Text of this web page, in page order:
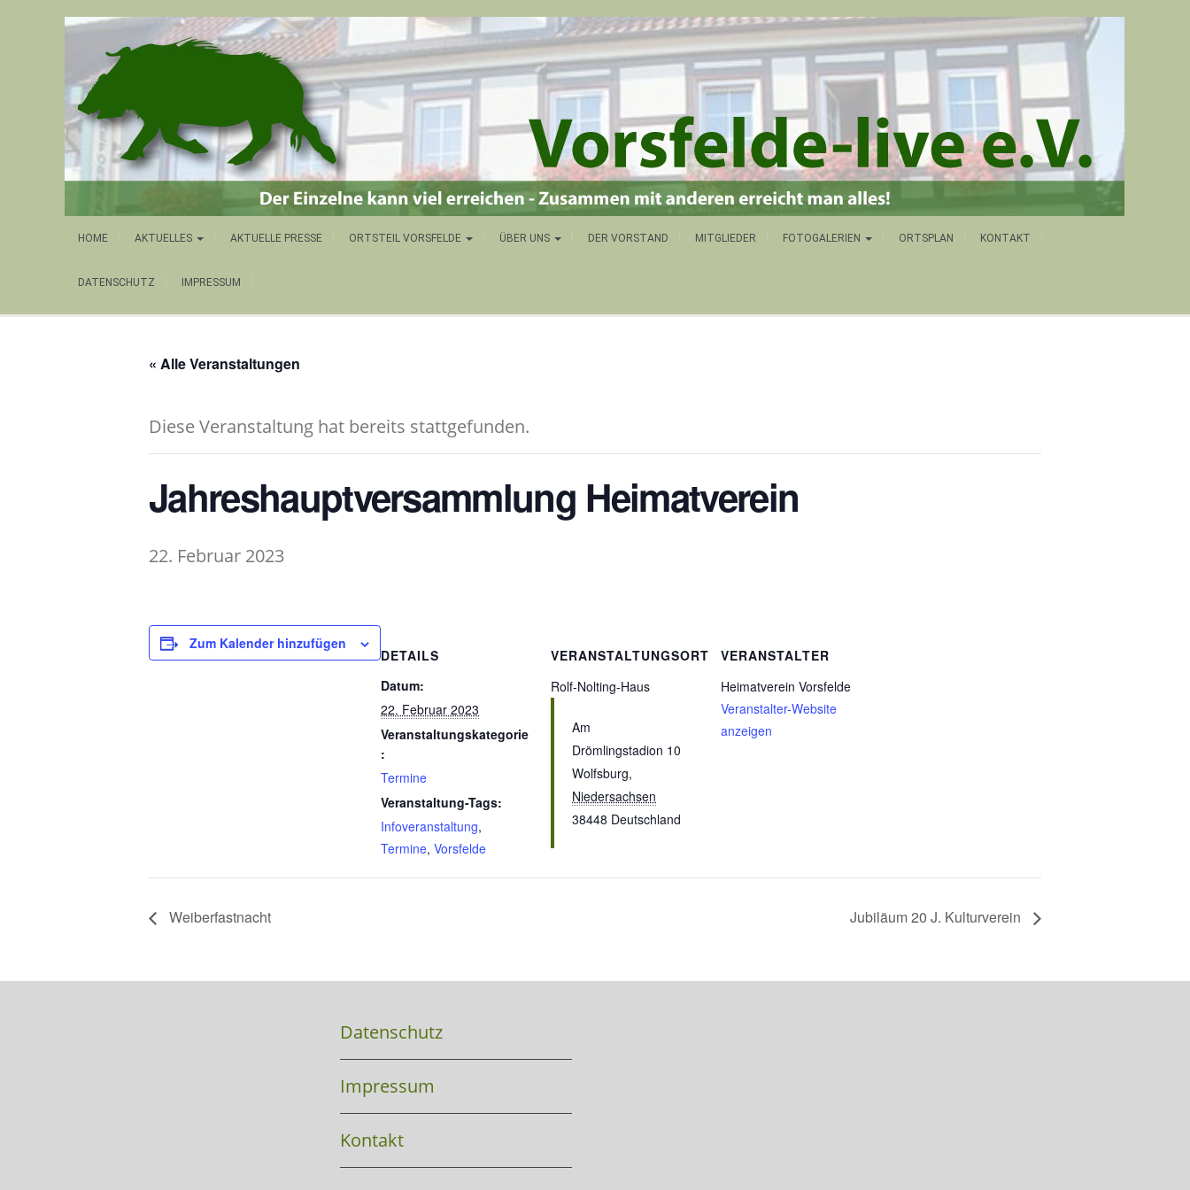
HOME AKTUELLES AKTUELLE PRESSE ORTSTEIL VORSFELDE ÜBER UNS DER VORSTAND MITGLIEDER FOTOGALERIEN ORTSPLAN KONTAKT
DATENSCHUTZ IMPRESSUM
« Alle Veranstaltungen
Diese Veranstaltung hat bereits stattgefunden.
Jahreshauptversammlung Heimatverein
22. Februar 2023
Zum Kalender hinzufügen
DETAILS
Datum:
22. Februar 2023
Veranstaltungskategorie
:
Termine
Veranstaltung-Tags:
Infoveranstaltung,
Termine, Vorsfelde
VERANSTALTUNGSORT
Rolf-Nolting-Haus
Am
Drömlingstadion 10
Wolfsburg,
Niedersachsen
38448 Deutschland
VERANSTALTER
Heimatverein Vorsfelde
Veranstalter-Website
anzeigen
Weiberfastnacht Jubiläum 20 J. Kulturverein
Datenschutz
Impressum
Kontakt